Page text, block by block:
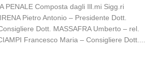
PENALE Composta dagli Ill.mi Sigg.ri
Pietro Antonio – Presidente Dott.
Dott. MASSAFRA Umberto – rel.
Francesco Maria – Consigliere Dott....